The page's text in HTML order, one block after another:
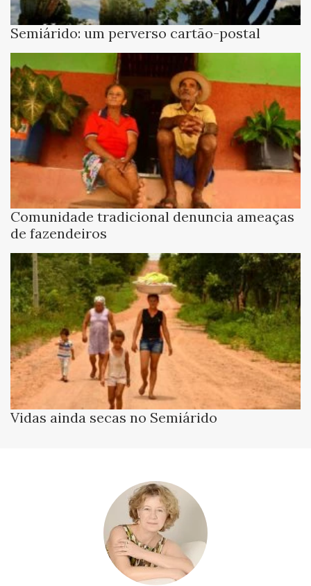
Semiárido: um perverso cartão-postal
Comunidade tradicional denuncia ameaças
de fazendeiros
Vidas ainda secas no Semiárido